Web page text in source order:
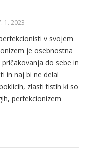
1. 2023
v svojem
je osebnostna
do sebe in
in naj bi ne delal
zlasti tistih ki so
perfekcionizem